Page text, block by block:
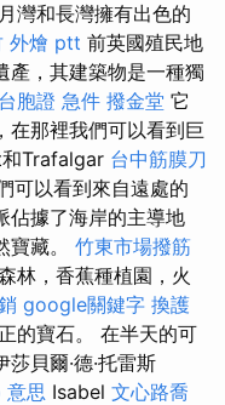
灣和長灣擁有出色的
外燴 ptt 前英國殖民地
產，其建築物是一種獨
台胞證 急件 撥金堂 它
在那裡我們可以看到巨
Trafalgar 台中筋膜刀
可以看到來自遠處的
佔據了海岸的主導地
寶藏。 竹東市場撥筋
林，香蕉種植​​園，火
google關鍵字 換護
的寶石。 在半天的可
貝爾·德·托雷斯
意思 Isabel 文心路喬